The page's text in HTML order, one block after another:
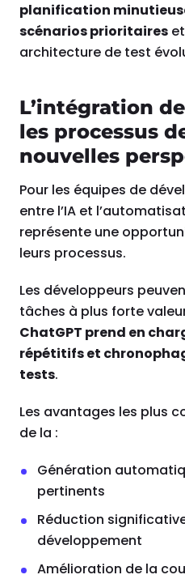
planification
scénarios prioritaires
architecture de test
L’intégration
les processus
nouvelles
Pour les équipes de
entre l’IA et
représente une
leurs processus.
Les développeurs
tâches à plus forte
ChatGPT prend en
répétitifs et
tests.
Les avantages les plus
de la :
Génération
pertinents
Réduction
développement
Amélioration de la